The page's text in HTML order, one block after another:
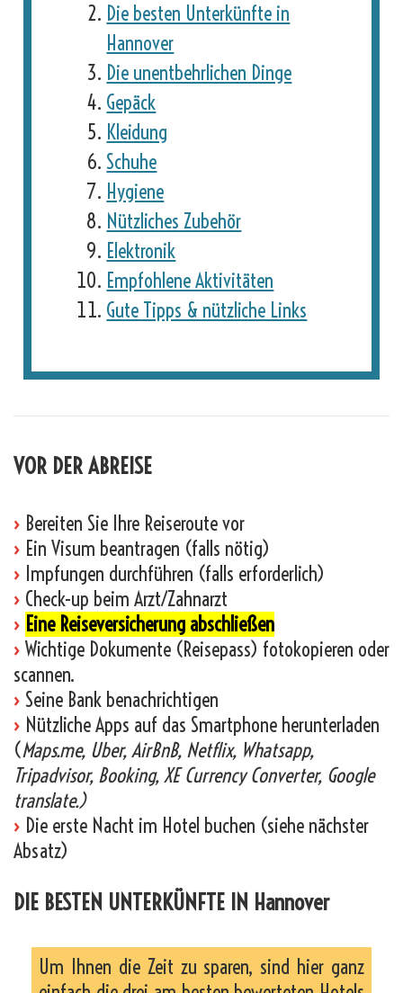
Die besten Unterkünfte in
Hannover
Die unentbehrlichen Dinge
Gepäck
Kleidung
Schuhe
Hygiene
Nützliches Zubehör
Elektronik
Empfohlene Aktivitäten
Gute Tipps & nützliche Links
VOR DER ABREISE
› Bereiten Sie Ihre Reiseroute vor
› Ein Visum beantragen (falls nötig)
› Impfungen durchführen (falls erforderlich)
› Check-up beim Arzt/Zahnarzt
› Eine Reiseversicherung abschließen
› Wichtige Dokumente (Reisepass) fotokopieren oder
scannen.
› Seine Bank benachrichtigen
› Nützliche Apps auf das Smartphone herunterladen
(Maps.me, Uber, AirBnB, Netflix, Whatsapp,
Tripadvisor, Booking, XE Currency Converter, Google
translate.)
› Die erste Nacht im Hotel buchen (siehe nächster
Absatz)
DIE BESTEN UNTERKÜNFTE IN Hannover
Um Ihnen die Zeit zu sparen, sind hier ganz